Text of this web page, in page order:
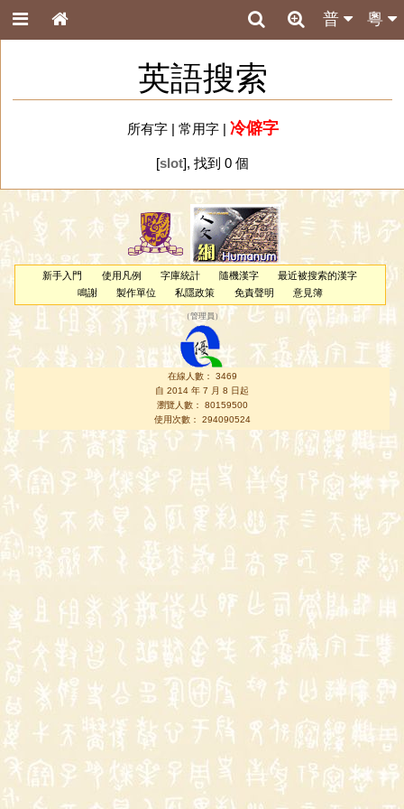
粵
普
英語搜索
所有字| 常用字| 冷僻字
[slot], 找到 0 個
新手入門 使用凡例 字庫統計 隨機漢字
最近被搜索的漢字
鳴謝
製作單位 私隱政策 免責聲明 意見簿
（管理員 ）
在線人數： 3469
自 2014 年 7 月 8 日起
瀏覽人數： 80159500
使用次數： 294090524